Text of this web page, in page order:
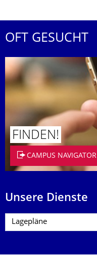
OFT GESUCHT
FINDEN!
CAMPUS NAVIGATOR
Unsere Dienste